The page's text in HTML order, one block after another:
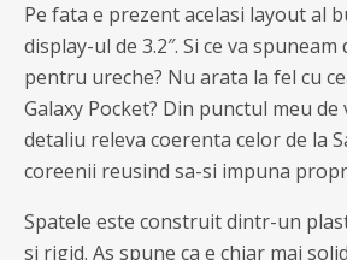
Pe fata e prezent acelasi layout al
display-ul de 3.2″. Si ce va
pentru ureche? Nu arata la fel cu
Galaxy Pocket? Din punctul meu de
detaliu releva coerenta celor de la
coreenii reusind sa-si impuna
Spatele este construit dintr-un
si rigid. As spune ca e chiar mai